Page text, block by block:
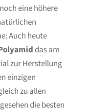
eine höhere
Auch heute
das am
zur Herstellung
einzigen
zu allen
die besten